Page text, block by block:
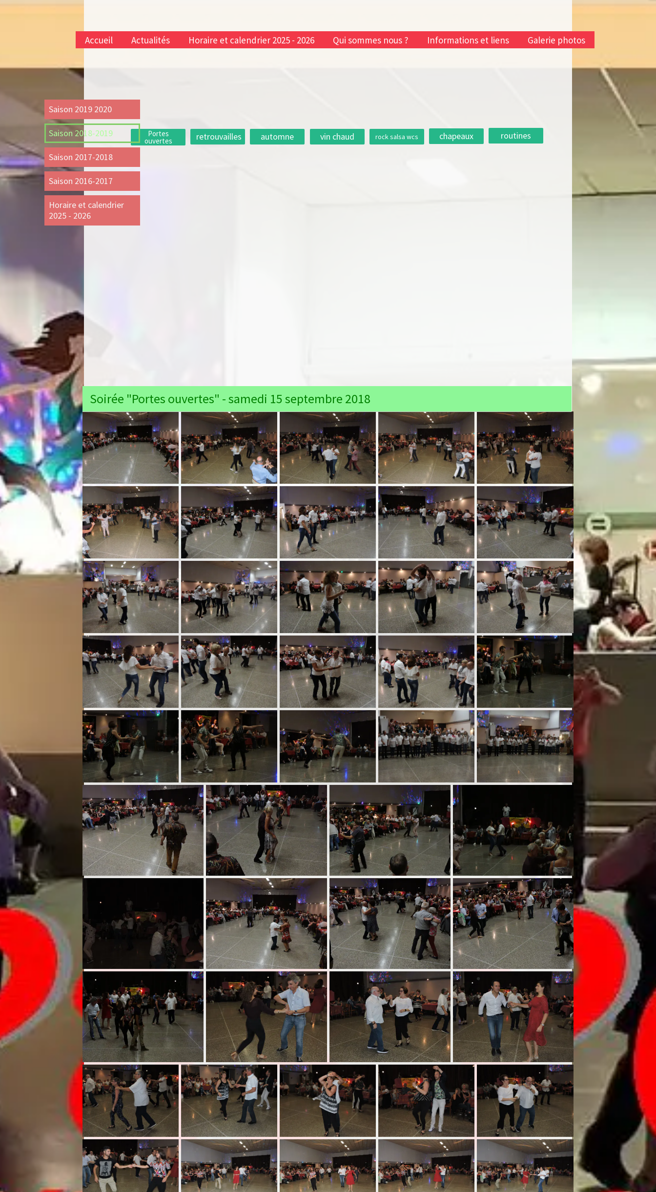
Accueil Actualités Horaire et calendrier 2025 - 2026 Qui sommes nous ? Informations et liens Galerie photos
Saison 2019 2020
Saison 2018-2019
Saison 2017-2018
Saison 2016-2017
Horaire et calendrier
2025 - 2026
routines
chapeaux
Portes
ouvertes retrouvailles automne vin chaud rock salsa wcs
Soirée "Portes ouvertes" - samedi 15 septembre 2018